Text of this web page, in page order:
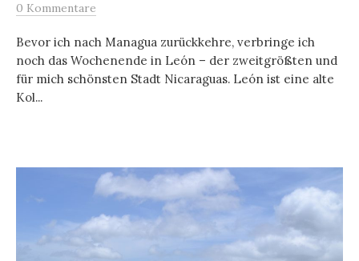
0 Kommentare
Bevor ich nach Managua zurückkehre, verbringe ich
noch das Wochenende in León – der zweitgrößten und
für mich schönsten Stadt Nicaraguas. León ist eine alte
Kol...